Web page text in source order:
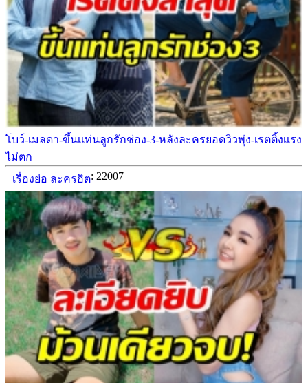
โบว์-เมลดา-ขึ้นเเท่นลูกรักช่อง-3-หลังละครยอดวิวพุ่ง-เรตติ้งเเรง
ไม่ตก
เรื่องย่อ ละครฮิต: 22007